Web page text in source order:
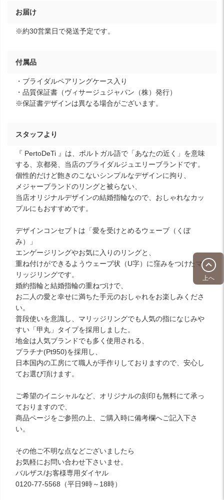
お届け
※約30営業日で発送予定です。
付属品
・ブライダルペアリングケース入り
・品質保証書（ヴィサージュジャパン（株）発行）
※保証書デザインは異なる場合がございます。
スタッフより
『 PertoDeTi 』は、ポルトガル語で「あなたの近く」を意味
する、京都発、当店のブライダルジュエリーブランドです。
個性的だけど飽きのこないシンプルなデザインに拘り、
メジャーブランドのリングと被らない、
当店オリジナルデザインの結婚指輪なので、おしゃれなカッ
プルにもおすすめです。
デザインコンセプトは「愛を受けとめるウェーブ（くぼ
み）」
エンゲージリングやお気に入りのリングと、
重ね付けができるようウェーブ状（U字）に窪みをつけたマ
リッジリングです。
婚約指輪と結婚指輪の重ねづけで、
お二人の愛と幸せに満ちた手元のおしゃれをお楽しみくださ
い。
普段使いを意識し、マリッジリングでも人気の指になじみや
すい「甲丸」タイプを採用しました。
地金は人気ブランドでも多く使用される、
プラチナ(Pt950)を採用し、
日本国内の工房にて職人が手作りしておりますので、安心し
てお選び頂けます。
ご希望のイニシャルなど、オリジナルの刻印も無料にて承っ
ておりますので、
商品ページをご参照の上、ご購入時に備考欄へご記入下さ
い。
その他ご不明な点などございましたら
お気軽にお問い合わせ下さいませ。
バルザス/お客様専用ダイヤル
0120-77-5568（平日9時～18時）
上へ